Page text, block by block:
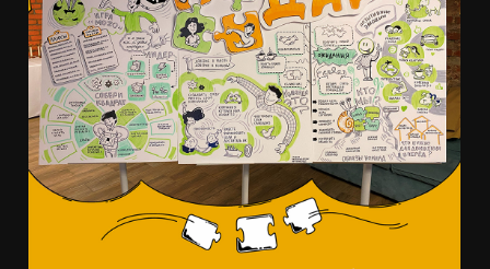
40 22.11.2023
3 м²
человек —
дата
проведения
площадь
скрайбинга